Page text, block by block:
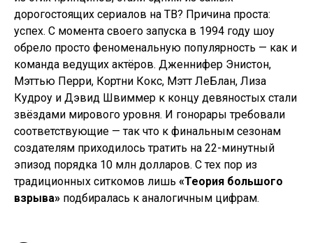
дорогостоящих сериалов на ТВ? Причина проста:
успех. С момента своего запуска в 1994 году шоу
обрело просто феноменальную популярность — как и
команда ведущих актёров. Дженнифер Энистон,
Мэттью Перри, Кортни Кокс, Мэтт ЛеБлан, Лиза
Кудроу и Дэвид Швиммер к концу девяностых стали
звёздами мирового уровня. И гонорары требовали
соответствующие — так что к финальным сезонам
создателям приходилось тратить на 22-минутный
эпизод порядка 10 млн долларов. С тех пор из
традиционных ситкомов лишь «Теория большого
взрыва» подбиралась к аналогичным цифрам.